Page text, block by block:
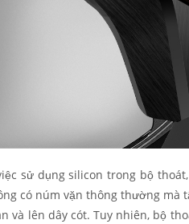
sử dụng silicon trong bộ
có núm vặn thông thường mà
và lên dây cót. Tuy nhiên, bộ